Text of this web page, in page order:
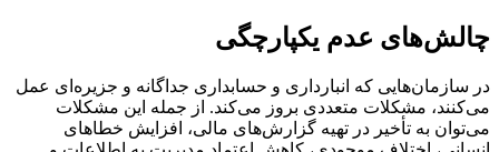
چالش‌های عدم یکپارچگی
در سازمان‌هایی که انبارداری و حسابداری جداگانه و جزیره‌ای عمل
می‌کنند، مشکلات متعددی بروز می‌کند. از جمله این مشکلات
می‌توان به تأخیر در تهیه گزارش‌های مالی، افزایش خطاهای